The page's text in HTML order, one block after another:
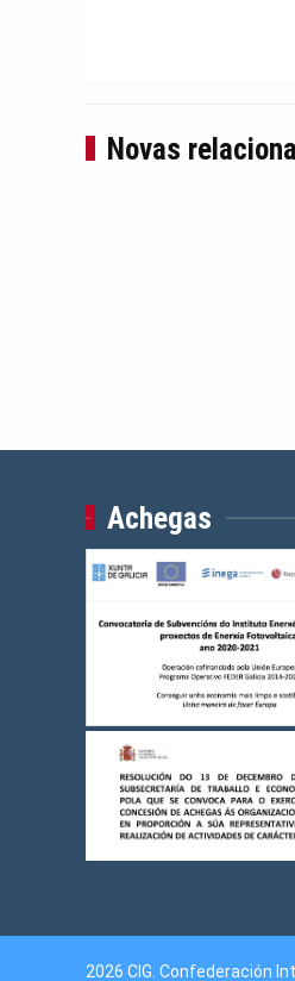
Novas
Achegas
2026 CIG. Confederación